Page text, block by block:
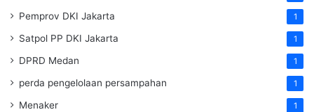
Pemprov DKI Jakarta 1
Satpol PP DKI Jakarta 1
DPRD Medan 1
perda pengelolaan persampahan 1
Menaker 1